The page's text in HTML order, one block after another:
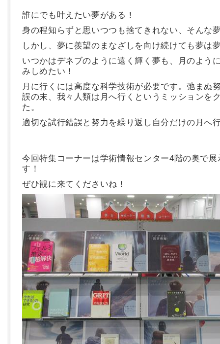
誰にでも叶えたい夢がある！
身の程知らずと思いつつも捨てきれない、そんな
しかし、夢に羨望のまなざしを向け続けても夢は
いつかはデネブのように遠く輝く夢も、月のよう
みしめたい！
月に行くには高度な科学技術が必要です。弛まぬ
誤の末、我々人類は月へ行くというミッションを
た。
適切な試行錯誤と努力を繰り返し自分だけの月へ
今回特集コーナーは学術情報センター4階の奥で
す！
ぜひ観に来てくださいね！